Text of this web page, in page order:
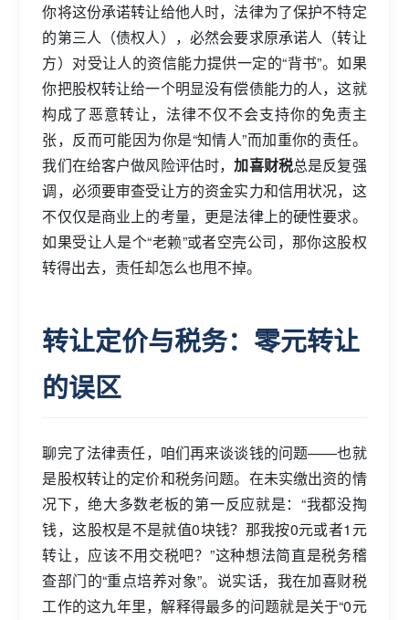
你将这份承诺转让给他人时，法律为了保护不特定
的第三人（债权人），必然会要求原承诺人（转让
方）对受让人的资信能力提供一定的“背书”。如果
你把股权转让给一个明显没有偿债能力的人，这就
构成了恶意转让，法律不仅不会支持你的免责主
张，反而可能因为你是“知情人”而加重你的责任。
我们在给客户做风险评估时，加喜财税总是反复强
调，必须要审查受让方的资金实力和信用状况，这
不仅仅是商业上的考量，更是法律上的硬性要求。
如果受让人是个“老赖”或者空壳公司，那你这股权
转得出去，责任却怎么也甩不掉。
转让定价与税务：零元转让
的误区
聊完了法律责任，咱们再来谈谈钱的问题——也就
是股权转让的定价和税务问题。在未实缴出资的情
况下，绝大多数老板的第一反应就是：“我都没掏
钱，这股权是不是就值0块钱？那我按0元或者1元
转让，应该不用交税吧？”这种想法简直是税务稽
查部门的“重点培养对象”。说实话，我在加喜财税
工作的这九年里，解释得最多的问题就是关于“0元